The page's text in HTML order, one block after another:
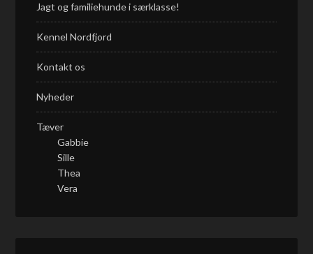
Jagt og familiehunde i særklasse!
Kennel Nordfjord
Kontakt os
Nyheder
Tæver
Gabbie
Sille
Thea
Vera